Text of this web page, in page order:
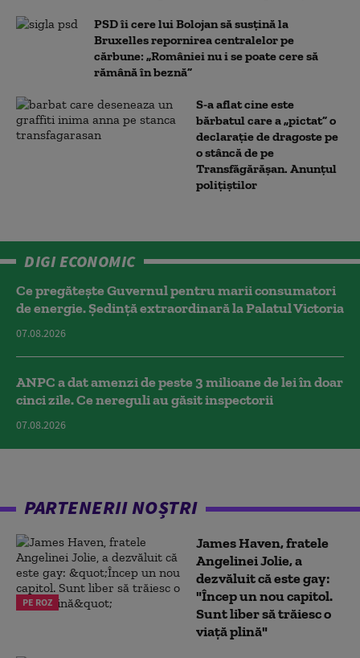
PSD îi cere lui Bolojan să susțină la
Bruxelles repornirea centralelor pe
cărbune: „României nu i se poate cere să
rămână în beznă”
S-a aflat cine este
bărbatul care a „pictat” o
declarație de dragoste pe
o stâncă de pe
Transfăgărășan. Anunțul
polițiștilor
DIGI ECONOMIC
Ce pregătește Guvernul pentru marii consumatori
de energie. Ședință extraordinară la Palatul Victoria
07.08.2026
ANPC a dat amenzi de peste 3 milioane de lei în doar
cinci zile. Ce nereguli au găsit inspectorii
07.08.2026
PARTENERII NOȘTRI
PE ROZ
James Haven, fratele
Angelinei Jolie, a
dezvăluit că este gay:
"Încep un nou capitol.
Sunt liber să trăiesc o
viață plină"